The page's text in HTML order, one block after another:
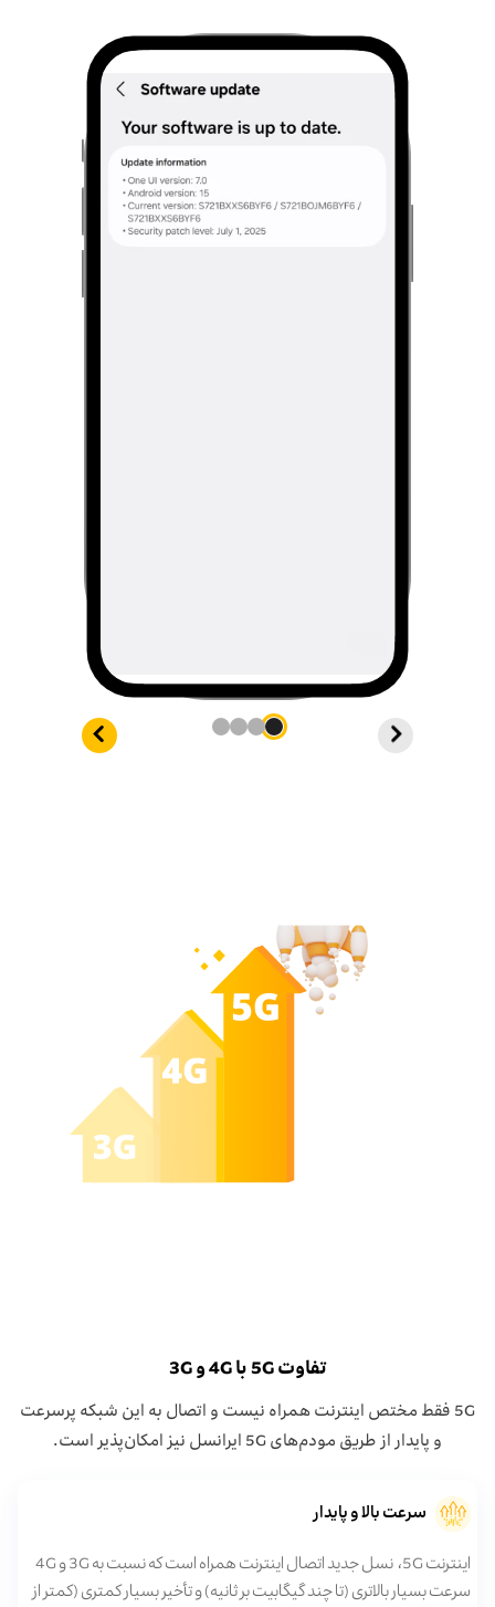
تفاوت 5G با 4G و 3G
5G فقط مختص اینترنت همراه نیست و اتصال به این شبکه پرسرعت
و پایدار از طریق مودم‌های 5G ایرانسل نیز امکان‌پذیر است.
سرعت بالا و پایدار
اینترنت 5G، نسل جدید اتصال اینترنت همراه است که نسبت به 3G و 4G
سرعت بسیار بالاتری (تا چند گیگابیت بر ثانیه) و تأخیر بسیار کمتری (کمتر از